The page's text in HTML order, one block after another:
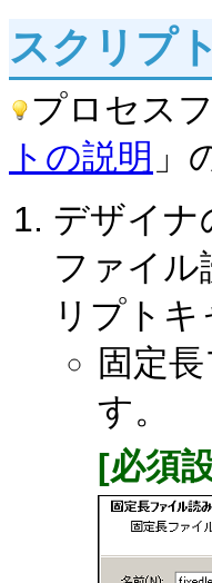
スクリプ
プロセス
トの説明 」
デザイナ
ファイル
リプト
固定
す。
[必須